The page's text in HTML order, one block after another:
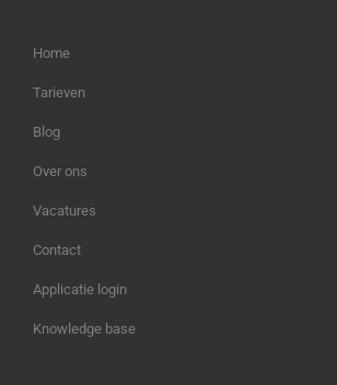
Home
Tarieven
Blog
Over ons
Vacatures
Contact
Applicatie login
Knowledge base